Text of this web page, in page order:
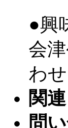
●興
会
わ
関
問